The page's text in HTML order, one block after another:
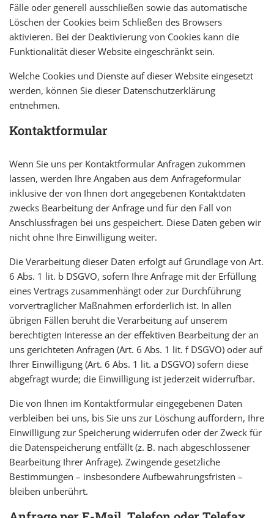
Fälle oder generell ausschließen sowie das automatische
Löschen der Cookies beim Schließen des Browsers
aktivieren. Bei der Deaktivierung von Cookies kann die
Funktionalität dieser Website eingeschränkt sein.
Welche Cookies und Dienste auf dieser Website eingesetzt
werden, können Sie dieser Datenschutzerklärung
entnehmen.
Kontaktformular
Wenn Sie uns per Kontaktformular Anfragen zukommen
lassen, werden Ihre Angaben aus dem Anfrageformular
inklusive der von Ihnen dort angegebenen Kontaktdaten
zwecks Bearbeitung der Anfrage und für den Fall von
Anschlussfragen bei uns gespeichert. Diese Daten geben wir
nicht ohne Ihre Einwilligung weiter.
Die Verarbeitung dieser Daten erfolgt auf Grundlage von Art.
6 Abs. 1 lit. b DSGVO, sofern Ihre Anfrage mit der Erfüllung
eines Vertrags zusammenhängt oder zur Durchführung
vorvertraglicher Maßnahmen erforderlich ist. In allen
übrigen Fällen beruht die Verarbeitung auf unserem
berechtigten Interesse an der effektiven Bearbeitung der an
uns gerichteten Anfragen (Art. 6 Abs. 1 lit. f DSGVO) oder auf
Ihrer Einwilligung (Art. 6 Abs. 1 lit. a DSGVO) sofern diese
abgefragt wurde; die Einwilligung ist jederzeit widerrufbar.
Die von Ihnen im Kontaktformular eingegebenen Daten
verbleiben bei uns, bis Sie uns zur Löschung auffordern, Ihre
Einwilligung zur Speicherung widerrufen oder der Zweck für
die Datenspeicherung entfällt (z. B. nach abgeschlossener
Bearbeitung Ihrer Anfrage). Zwingende gesetzliche
Bestimmungen – insbesondere Aufbewahrungsfristen –
bleiben unberührt.